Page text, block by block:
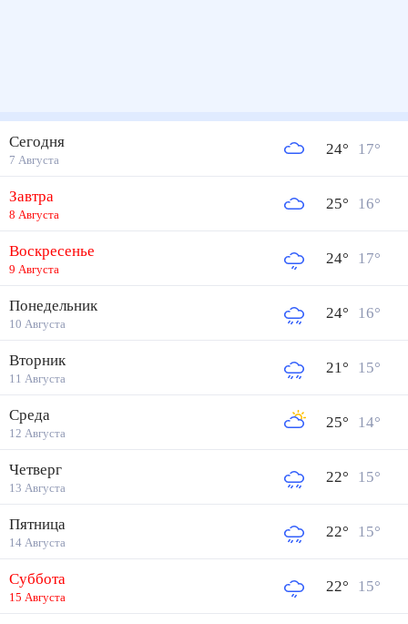
Сегодня
7 Августа
24° 17°
Завтра
8 Августа
25° 16°
Воскресенье
9 Августа
24° 17°
Понедельник
10 Августа
24° 16°
Вторник
11 Августа
21° 15°
Среда
12 Августа
25° 14°
Четверг
13 Августа
22° 15°
Пятница
14 Августа
22° 15°
Суббота
15 Августа
22° 15°